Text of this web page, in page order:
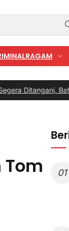
RAGAM
Bahlil
01